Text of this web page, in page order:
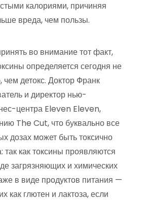
калориями, причиняя
вреда, чем пользы.
во внимание тот факт,
определяется сегодня не
детокс. Доктор Франк
и директор нью-
центра Eleven Eleven,
The Cut, что буквально все
дозах может быть токсично
так как токсины проявляются
загрязняющих и химических
в виде продуктов питания —
как глютен и лактоза, если